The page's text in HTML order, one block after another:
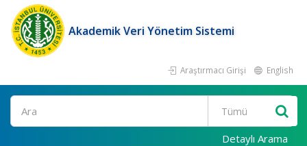
Akademik Veri Yönetim Sistemi
Araştırmacı Girişi English
Ara
Detaylı Arama